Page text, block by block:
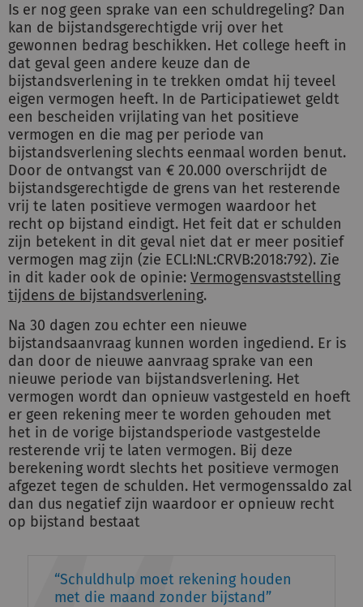
Is er nog geen sprake van een schuldregeling? Dan
kan de bijstandsgerechtigde vrij over het
gewonnen bedrag beschikken. Het college heeft in
dat geval geen andere keuze dan de
bijstandsverlening in te trekken omdat hij teveel
eigen vermogen heeft. In de Participatiewet geldt
een bescheiden vrijlating van het positieve
vermogen en die mag per periode van
bijstandsverlening slechts eenmaal worden benut.
Door de ontvangst van € 20.000 overschrijdt de
bijstandsgerechtigde de grens van het resterende
vrij te laten positieve vermogen waardoor het
recht op bijstand eindigt. Het feit dat er schulden
zijn betekent in dit geval niet dat er meer positief
vermogen mag zijn (zie ECLI:NL:CRVB:2018:792). Zie
in dit kader ook de opinie: Vermogensvaststelling
tijdens de bijstandsverlening.
Na 30 dagen zou echter een nieuwe
bijstandsaanvraag kunnen worden ingediend. Er is
dan door de nieuwe aanvraag sprake van een
nieuwe periode van bijstandsverlening. Het
vermogen wordt dan opnieuw vastgesteld en hoeft
er geen rekening meer te worden gehouden met
het in de vorige bijstandsperiode vastgestelde
resterende vrij te laten vermogen. Bij deze
berekening wordt slechts het positieve vermogen
afgezet tegen de schulden. Het vermogenssaldo zal
dan dus negatief zijn waardoor er opnieuw recht
op bijstand bestaat
Schuldhulp moet rekening houden
met die maand zonder bijstand